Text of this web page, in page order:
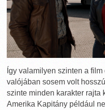
Így valamilyen szinten a
valójában sosem volt
szinte minden karakter rajta
Amerika Kapitány például